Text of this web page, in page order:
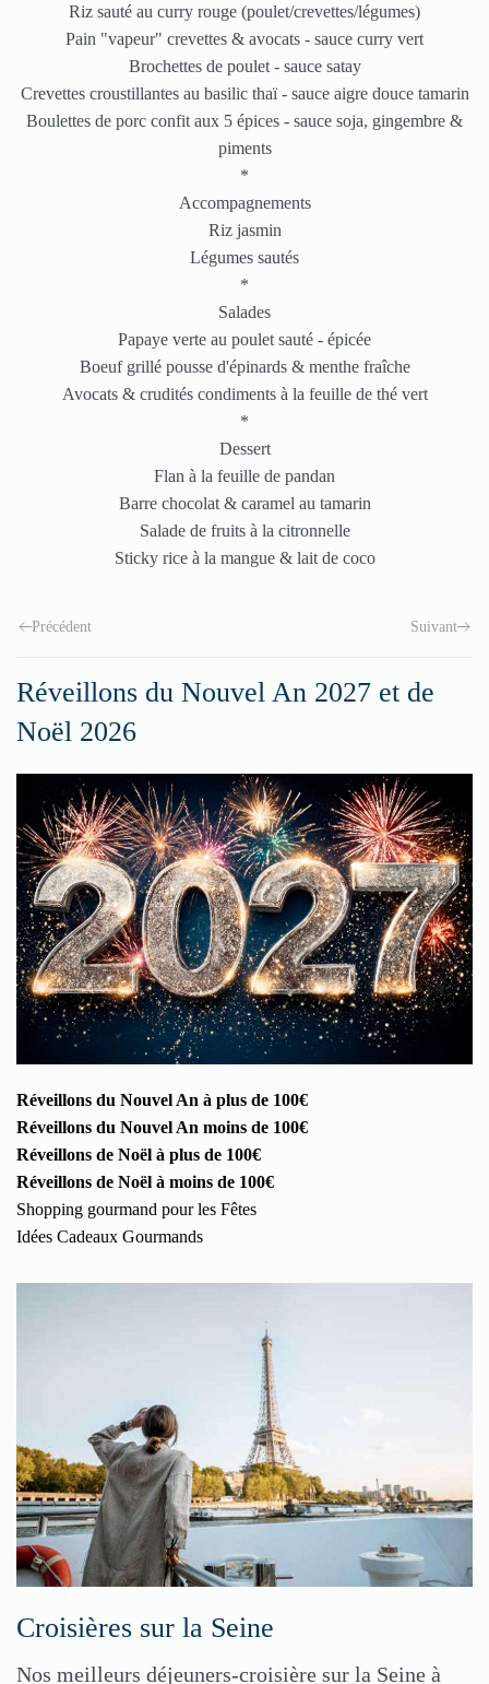
Riz sauté au curry rouge (poulet/crevettes/légumes)
Pain "vapeur" crevettes & avocats - sauce curry vert
Brochettes de poulet - sauce satay
Crevettes croustillantes au basilic thaï - sauce aigre douce tamarin
Boulettes de porc confit aux 5 épices - sauce soja, gingembre &
piments
*
Accompagnements
Riz jasmin
Légumes sautés
*
Salades
Papaye verte au poulet sauté - épicée
Boeuf grillé pousse d'épinards & menthe fraîche
Avocats & crudités condiments à la feuille de thé vert
*
Dessert
Flan à la feuille de pandan
Barre chocolat & caramel au tamarin
Salade de fruits à la citronnelle
Sticky rice à la mangue & lait de coco
Précédent Suivant
Réveillons du Nouvel An 2027 et de
Noël 2026
Réveillons du Nouvel An à plus de 100€
Réveillons du Nouvel An moins de 100€
Réveillons de Noël à plus de 100€
Réveillons de Noël à moins de 100€
Shopping gourmand pour les Fêtes
Idées Cadeaux Gourmands
Croisières sur la Seine
Nos meilleurs déjeuners-croisière sur la Seine à